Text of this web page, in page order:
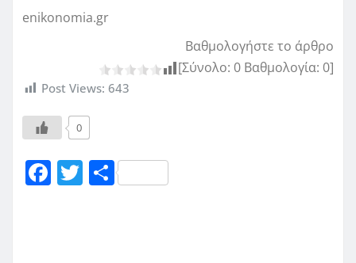
enikonomia.gr
Βαθμολογήστε το άρθρο
[Σύνολο: 0 Βαθμολογία: 0]
Post Views: 643
0
F T Μ